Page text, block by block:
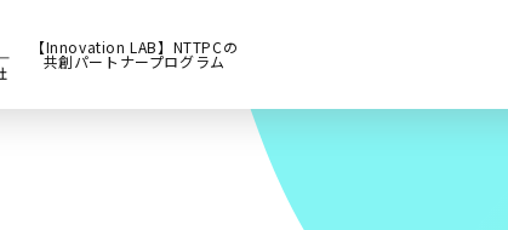
【Innovation LAB】NTTPCの
共創パートナープログラム